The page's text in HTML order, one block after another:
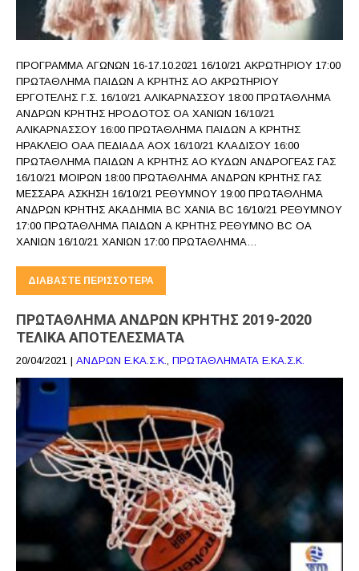
ΠΡΟΓΡΑΜΜΑ ΑΓΩΝΩΝ 16-17.10.2021 16/10/21 ΑΚΡΩΤΗΡΙΟΥ 17:00
ΠΡΩΤΑΘΛΗΜΑ ΠΑΙΔΩΝ Α ΚΡΗΤΗΣ ΑΟ ΑΚΡΩΤΗΡΙΟΥ
ΕΡΓΟΤΕΛΗΣ Γ.Σ. 16/10/21 ΑΛΙΚΑΡΝΑΣΣΟΥ 18:00 ΠΡΩΤΑΘΛΗΜΑ
ΑΝΔΡΩΝ ΚΡΗΤΗΣ ΗΡΟΔΟΤΟΣ ΟΑ ΧΑΝΙΩΝ 16/10/21
ΑΛΙΚΑΡΝΑΣΣΟΥ 16:00 ΠΡΩΤΑΘΛΗΜΑ ΠΑΙΔΩΝ Α ΚΡΗΤΗΣ
ΗΡΑΚΛΕΙΟ ΟΑΑ ΠΕΔΙΑΔΑ ΑΟΧ 16/10/21 ΚΛΑΔΙΣΟΥ 16:00
ΠΡΩΤΑΘΛΗΜΑ ΠΑΙΔΩΝ Α ΚΡΗΤΗΣ ΑΟ ΚΥΔΩΝ ΑΝΔΡΟΓΕΑΣ ΓΑΣ
16/10/21 ΜΟΙΡΩΝ 18:00 ΠΡΩΤΑΘΛΗΜΑ ΑΝΔΡΩΝ ΚΡΗΤΗΣ ΓΑΣ
ΜΕΣΣΑΡΑ ΑΣΚΗΣΗ 16/10/21 ΡΕΘΥΜΝΟΥ 19:00 ΠΡΩΤΑΘΛΗΜΑ
ΑΝΔΡΩΝ ΚΡΗΤΗΣ ΑΚΑΔΗΜΙΑ BC ΧΑΝΙΑ BC 16/10/21 ΡΕΘΥΜΝΟΥ
17:00 ΠΡΩΤΑΘΛΗΜΑ ΠΑΙΔΩΝ Α ΚΡΗΤΗΣ ΡΕΘΥΜΝΟ BC ΟΑ
ΧΑΝΙΩΝ 16/10/21 ΧΑΝΙΩΝ 17:00 ΠΡΩΤΑΘΛΗΜΑ…
ΔΙΑΒΆΣΤΕ ΠΕΡΙΣΣΌΤΕΡΑ
ΠΡΩΤΑΘΛΗΜΑ ΑΝΔΡΩΝ ΚΡΗΤΗΣ 2019-2020
ΤΕΛΙΚΑ ΑΠΟΤΕΛΕΣΜΑΤΑ
20/04/2021 | ΑΝΔΡΩΝ Ε.ΚΑ.Σ.Κ., ΠΡΩΤΑΘΛΗΜΑΤΑ Ε.ΚΑ.Σ.Κ.